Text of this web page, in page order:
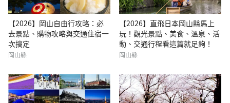
【2026】岡山自由行攻略：必
去景點、購物攻略與交通住宿一
次搞定
岡山縣
【2026】直飛日本岡山縣馬上
玩！觀光景點、美食、溫泉、活
動、交通行程看這篇就足夠！
岡山縣